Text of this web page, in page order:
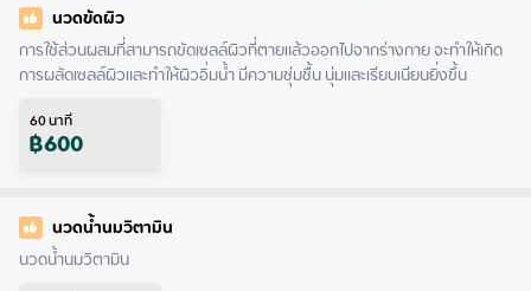
นวดขัดผิว
การใช้ส่วนผสมที่สามารถขัดเซลล์ผิวที่ตายแล้วออกไปจากร่างกาย จะทำให้เกิด
การผลัดเซลล์ผิวและทำให้ผิวอิ่มน้ำ มีความชุ่มชื้น นุ่มและเรียบเนียนยิ่งขึ้น
60นาที
฿600
นวดน้ำนมวิตามิน
นวดน้ำนมวิตามิน